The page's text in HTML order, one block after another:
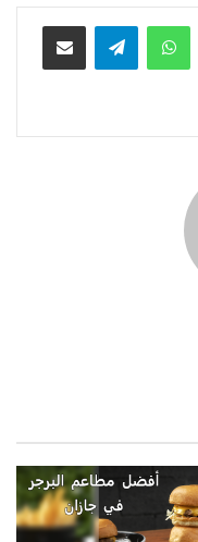
واتساب تيلقرام مشاركة عبر البريد